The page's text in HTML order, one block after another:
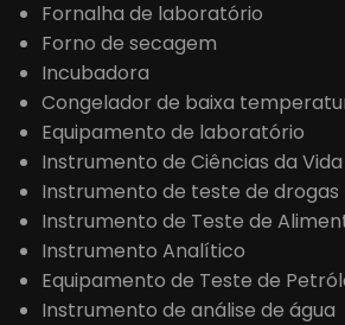
Fornalha de laboratório
Forno de secagem
Incubadora
Congelador de baixa
Equipamento de laboratório
Instrumento de Ciências da Vida
Instrumento de teste de drogas
Instrumento de Teste de
Instrumento Analítico
Equipamento de Teste de
Instrumento de análise de água